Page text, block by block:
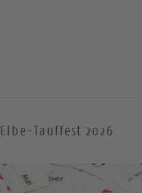
Elbe-Tauffest 2026